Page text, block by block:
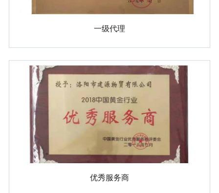
一级代理
优秀服务商